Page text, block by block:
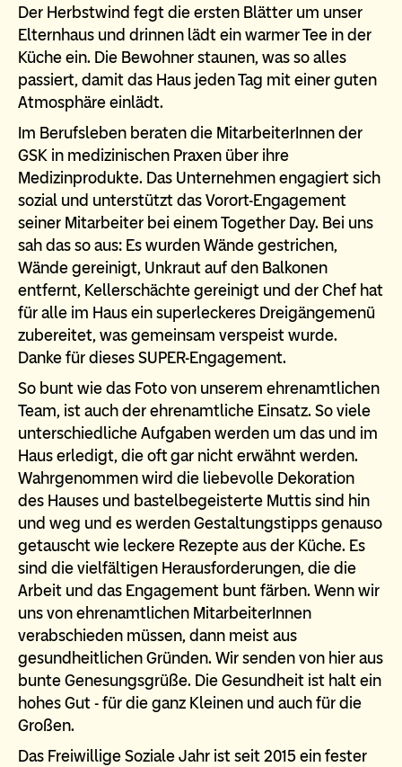
Der Herbstwind fegt die ersten Blätter um unser
Elternhaus und drinnen lädt ein warmer Tee in der
Küche ein. Die Bewohner staunen, was so alles
passiert, damit das Haus jeden Tag mit einer guten
Atmosphäre einlädt.
Im Berufsleben beraten die MitarbeiterInnen der
GSK in medizinischen Praxen über ihre
Medizinprodukte. Das Unternehmen engagiert sich
sozial und unterstützt das Vorort-Engagement
seiner Mitarbeiter bei einem Together Day. Bei uns
sah das so aus: Es wurden Wände gestrichen,
Wände gereinigt, Unkraut auf den Balkonen
entfernt, Kellerschächte gereinigt und der Chef hat
für alle im Haus ein superleckeres Dreigängemenü
zubereitet, was gemeinsam verspeist wurde.
Danke für dieses SUPER-Engagement.
So bunt wie das Foto von unserem ehrenamtlichen
Team, ist auch der ehrenamtliche Einsatz. So viele
unterschiedliche Aufgaben werden um das und im
Haus erledigt, die oft gar nicht erwähnt werden.
Wahrgenommen wird die liebevolle Dekoration
des Hauses und bastelbegeisterte Muttis sind hin
und weg und es werden Gestaltungstipps genauso
getauscht wie leckere Rezepte aus der Küche. Es
sind die vielfältigen Herausforderungen, die die
Arbeit und das Engagement bunt färben. Wenn wir
uns von ehrenamtlichen MitarbeiterInnen
verabschieden müssen, dann meist aus
gesundheitlichen Gründen. Wir senden von hier aus
bunte Genesungsgrüße. Die Gesundheit ist halt ein
hohes Gut - für die ganz Kleinen und auch für die
Großen.
Das Freiwillige Soziale Jahr ist seit 2015 ein fester